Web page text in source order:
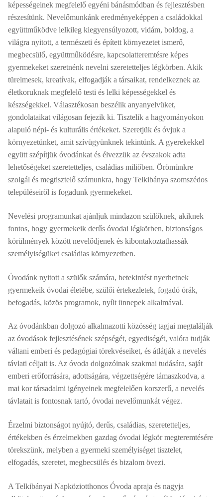
képességeinek megfelelő egyéni bánásmódban és fejlesztésben
részesítünk. Nevelőmunkánk eredményeképpen a családokkal
együttműködve lelkileg kiegyensúlyozott, vidám, boldog, a
világra nyitott, a természeti és épített környezetet ismerő,
megbecsülő, együttműködésre, kapcsolatteremtésre képes
gyermekeket szeretnénk nevelni szeretetteljes légkörben. Akik
türelmesek, kreatívak, elfogadják a társaikat, rendelkeznek az
életkoruknak megfelelő testi és lelki képességekkel és
készségekkel. Választékosan beszélik anyanyelvüket,
gondolataikat világosan fejezik ki. Tisztelik a hagyományokon
alapuló népi- és kulturális értékeket. Szeretjük és óvjuk a
környezetünket, amit szívügyünknek tekintünk. A gyerekekkel
együtt szépítjük óvodánkat és élvezzük az évszakok adta
lehetőségeket szeretetteljes, családias miliőben. Örömünkre
szolgál és megtisztelő számunkra, hogy Telkibánya szomszédos
településeiről is fogadunk gyermekeket.
Nevelési programunkat ajánljuk mindazon szülőknek, akiknek
fontos, hogy gyermekeik derűs óvodai légkörben, biztonságos
körülmények között nevelődjenek és kibontakoztathassák
személyiségüket családias környezetben.
Óvodánk nyitott a szülők számára, betekintést nyerhetnek
gyermekeik óvodai életébe, szülői értekezletek, fogadó órák,
befogadás, közös programok, nyílt ünnepek alkalmával.
Az óvodánkban dolgozó alkalmazotti közösség tagjai megtalálják
az óvodások fejlesztésének szépségét, egyediségét, valóra tudják
váltani emberi és pedagógiai törekvéseiket, és átlátják a nevelés
távlati céljait is. Az óvoda dolgozóinak szakmai tudására, saját
emberi erőforrására, adottságára, végzettségére támaszkodva, a
mai kor társadalmi igényeinek megfelelően korszerű, a nevelés
távlatait is fontosnak tartó, óvodai nevelőmunkát végez.
Érzelmi biztonságot nyújtó, derűs, családias, szeretetteljes,
értékekben és érzelmekben gazdag óvodai légkör megteremtésére
törekszünk, melyben a gyermeki személyiséget tisztelet,
elfogadás, szeretet, megbecsülés és bizalom övezi.
A Telkibányai Napköziotthonos Óvoda apraja és nagyja